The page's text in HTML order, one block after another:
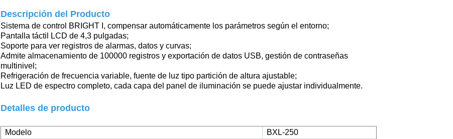
Descripción del Producto
Sistema de control BRIGHT I, compensar automáticamente los parámetros según el entorno;
Pantalla táctil LCD de 4,3 pulgadas;
Soporte para ver registros de alarmas, datos y curvas;
Admite almacenamiento de 100000 registros y exportación de datos USB, gestión de contraseñas
multinivel ;
Refrigeración de frecuencia variable, fuente de luz tipo partición de altura ajustable;
Luz LED de espectro completo, cada capa del panel de iluminación se puede ajustar individualmente.
Detalles de producto
Modelo
BXL-250